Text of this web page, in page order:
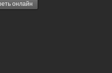
онлайн